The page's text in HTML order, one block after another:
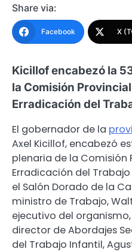
Share via:
Facebook X
Kicillof encabezó la
la Comisión
Erradicación del
El gobernador de la
Axel Kicillof, encabezó
plenaria de la Comisión
Erradicación del Trabajo
el Salón Dorado de la
ministro de Trabajo,
ejecutivo del organismo,
director de Abordajes
del Trabajo Infantil,